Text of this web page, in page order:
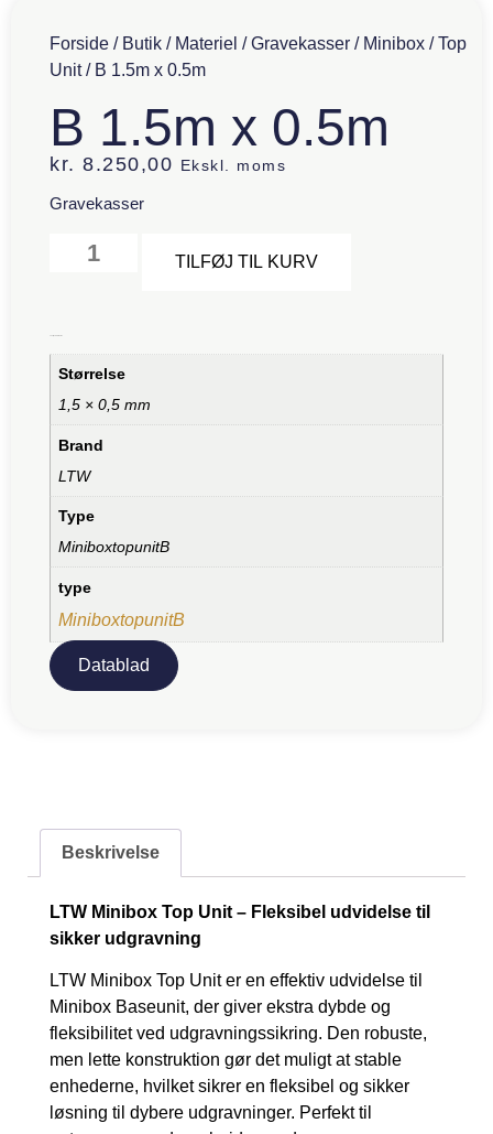
Forside / Butik / Materiel /Gravekasser / Minibox /Top
Unit/ B 1.5m x 0.5m
B 1.5m x 0.5m
kr. 8.250,00 Ekskl. moms
Gravekasser
TILFØJ TIL KURV
Størrelse
1,5 × 0,5 mm
Brand
LTW
Type
MiniboxtopunitB
type
MiniboxtopunitB
Datablad
Beskrivelse
LTW Minibox Top Unit – Fleksibel udvidelse til
sikker udgravning
LTW Minibox Top Unit er en effektiv udvidelse til
Minibox Baseunit, der giver ekstra dybde og
fleksibilitet ved udgravningssikring. Den robuste,
men lette konstruktion gør det muligt at stable
enhederne, hvilket sikrer en fleksibel og sikker
løsning til dybere udgravninger. Perfekt til